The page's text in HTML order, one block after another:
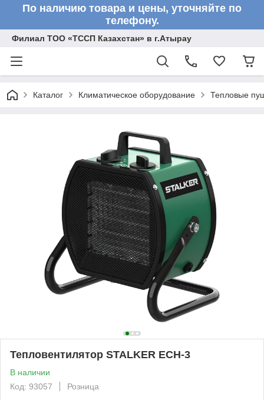
По наличию товара и цены, уточняйте по
телефону.
Филиал ТОО «ТССП Казахстан» в г.Атырау
Каталог Климатическое оборудование Тепловые
Тепловентилятор STALKER ECH-3
В наличии
Код: 93057
Розница